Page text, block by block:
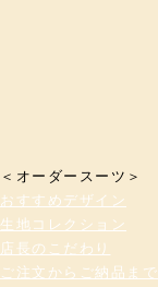
＜オーダースーツ＞
おすすめデザイン
生地コレクション
店長のこだわり
ご注文からご納品まで